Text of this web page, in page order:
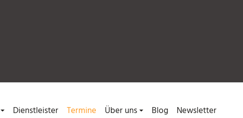
Dienstleister Termine Über uns Blog Newsletter